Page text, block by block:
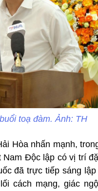
toạ đàm. Ảnh: TH
Hòa nhấn mạnh,
Nam Độc lập có vị trí
đã trực tiếp sáng
cách mạng, giác